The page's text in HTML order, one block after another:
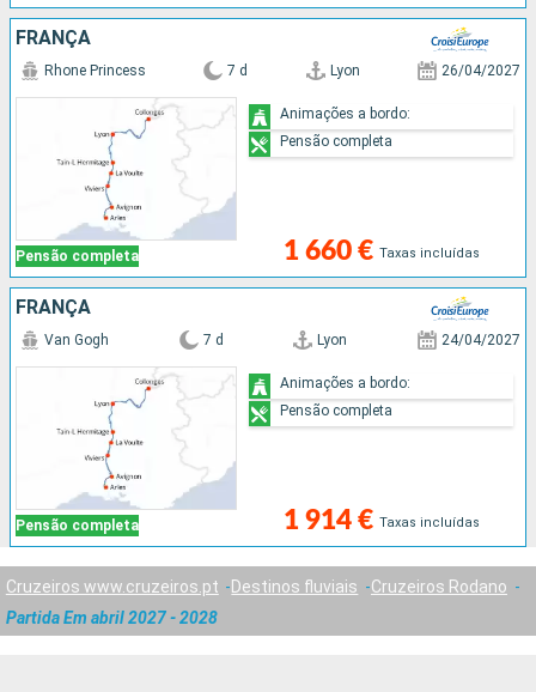
FRANÇA
Pensão completa
Rhone Princess 7 d Lyon 26/04/2027
1 660 € Taxas incluídas
Animações a bordo:
Pensão completa
FRANÇA
Pensão completa
Van Gogh 7 d Lyon 24/04/2027
1 914 € Taxas incluídas
Animações a bordo:
Pensão completa
Cruzeiros www.cruzeiros.pt Destinos fluviais
Cruzeiros Rodano
Partida Em abril 2027 - 2028